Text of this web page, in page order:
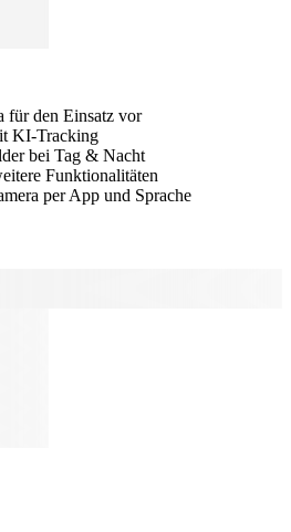
für den Einsatz vor
KI-Tracking
bei Tag & Nacht
Funktionalitäten
per App und Sprache